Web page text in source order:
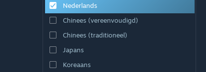
Nederlands
Chinees (vereenvoudigd)
Chinees (traditioneel)
Japans
Koreaans